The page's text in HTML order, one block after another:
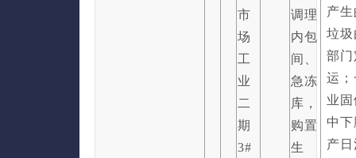
市
场
工
业
二
期
3#
调理
内包
间、
急冻
库，
购置
生
产
垃
部
运
业
中
产